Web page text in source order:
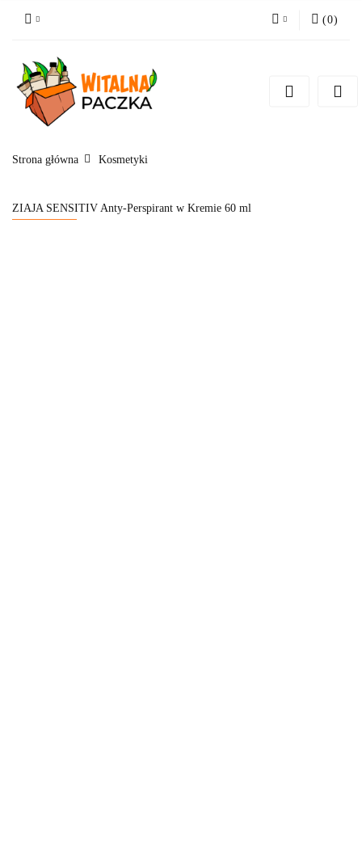
Zarejestruj się
(0)
Strona główna Kosmetyki
ZIAJA SENSITIV Anty-Perspirant w Kremie 60 ml